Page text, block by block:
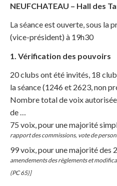
NEUFCHATEAU – Hall des
La séance est ouverte, sous la
(vice-président) à 19h30
1. Vérification des pouvoirs
20 clubs ont été invités, 18
la séance (1246 et 2623, non
Nombre total de voix
de …
75 voix, pour une majorité
rapport des commissions, vote de
99 voix, pour une majorité des
amendements des règlements et
(PC 65)]